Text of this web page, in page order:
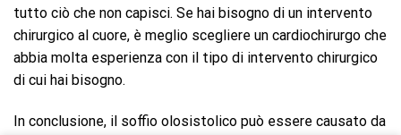
tutto ciò che non capisci. Se hai bisogno di un intervento
chirurgico al cuore, è meglio scegliere un cardiochirurgo che
abbia molta esperienza con il tipo di intervento chirurgico
di cui hai bisogno.
In conclusione, il soffio olosistolico può essere causato da